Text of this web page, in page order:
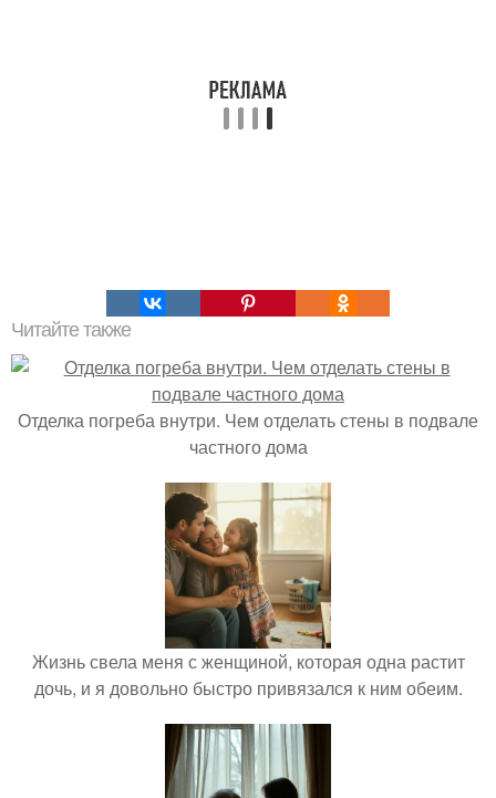
Читайте также
Отделка погреба внутри. Чем отделать стены в подвале
частного дома
Жизнь свела меня с женщиной, которая одна растит
дочь, и я довольно быстро привязался к ним обеим.